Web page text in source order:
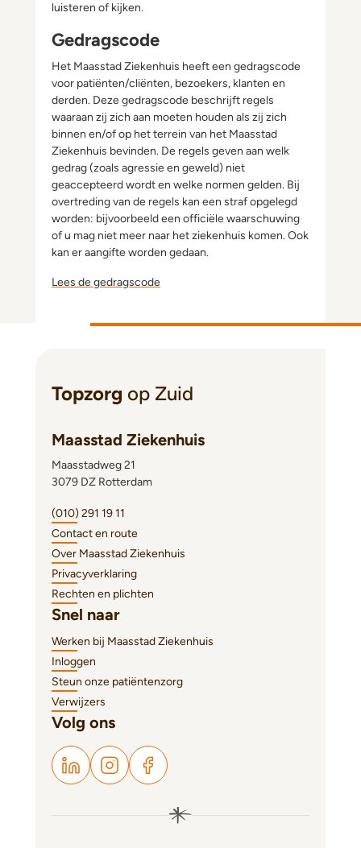
luisteren of kijken.
Gedragscode
Het Maasstad Ziekenhuis heeft een gedragscode
voor patiënten/cliënten, bezoekers, klanten en
derden. Deze gedragscode beschrijft regels
waaraan zij zich aan moeten houden als zij zich
binnen en/of op het terrein van het Maasstad
Ziekenhuis bevinden. De regels geven aan welk
gedrag (zoals agressie en geweld) niet
geaccepteerd wordt en welke normen gelden. Bij
overtreding van de regels kan een straf opgelegd
worden: bijvoorbeeld een officiële waarschuwing
of u mag niet meer naar het ziekenhuis komen. Ook
kan er aangifte worden gedaan.
Lees de gedragscode
Topzorg op Zuid
Maasstad Ziekenhuis
Maasstadweg 21
3079 DZ Rotterdam
(010) 291 19 11
Contact en route
Over Maasstad Ziekenhuis
Privacyverklaring
Rechten en plichten
Snel naar
Werken bij Maasstad Ziekenhuis
Inloggen
Steun onze patiëntenzorg
Verwijzers
Volg ons